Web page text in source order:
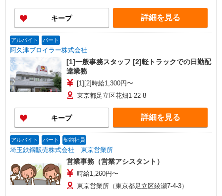
キープ 詳細を見る
アルバイト パート
阿久津ブロイラー株式会社
[1]一般事務スタッフ [2]軽トラックでの日勤配
達業務
[1][2]時給1,300円〜
東京都足立区花畑1-22-8
キープ 詳細を見る
アルバイト パート 契約社員
埼玉鉄鋼販売株式会社 東京営業所
営業事務（営業アシスタント）
時給1,260円〜
東京営業所（東京都足立区綾瀬7-4-3）